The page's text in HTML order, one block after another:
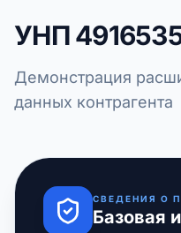
УНП
Демонстрация
данных контрагента
СВЕДЕНИЯ О
Базовая